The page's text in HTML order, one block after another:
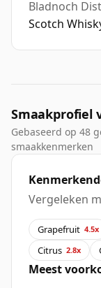
Bladnoch
Scotch
Smaakprofiel
Gebaseerd op 48
smaakkenmerken
Vergeleken
Grapefruit 4.5x
Citrus 2.8x
Meest